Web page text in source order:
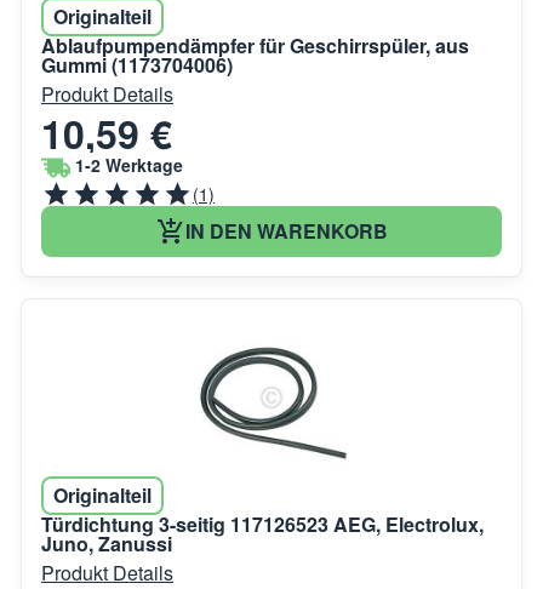
Originalteil
Ablaufpumpendämpfer für Geschirrspüler, aus
Gummi (1173704006)
Produkt Details
10,59 €
1-2 Werktage
(1)
IN DEN WARENKORB
Originalteil
Türdichtung 3-seitig 117126523 AEG, Electrolux,
Juno, Zanussi
Produkt Details